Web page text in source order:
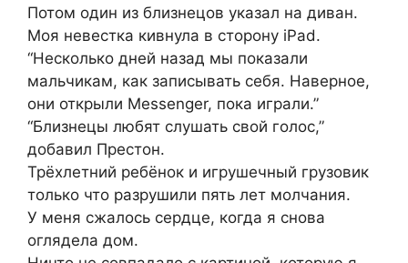
Потом один из близнецов указал на диван.
Моя невестка кивнула в сторону iPad.
“Несколько дней назад мы показали
мальчикам, как записывать себя. Наверное,
они открыли Messenger, пока играли.”
“Близнецы любят слушать свой голос,”
добавил Престон.
Трёхлетний ребёнок и игрушечный грузовик
только что разрушили пять лет молчания.
У меня сжалось сердце, когда я снова
оглядела дом.